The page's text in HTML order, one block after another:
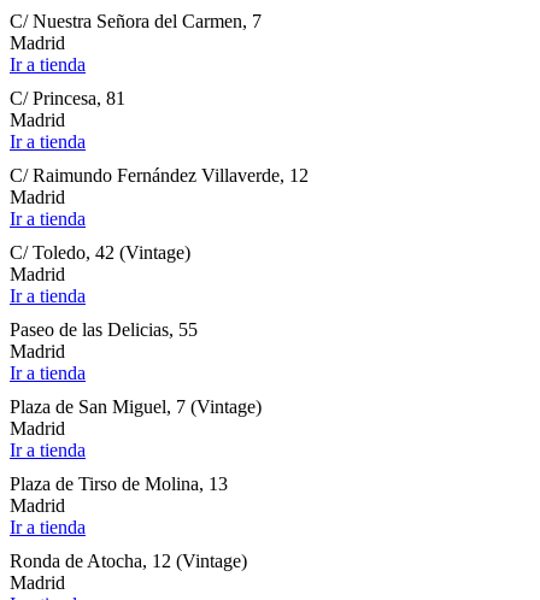
C/ Nuestra Señora del Carmen, 7
Madrid
Ir a tienda
C/ Princesa, 81
Madrid
Ir a tienda
C/ Raimundo Fernández Villaverde, 12
Madrid
Ir a tienda
C/ Toledo, 42 (Vintage)
Madrid
Ir a tienda
Paseo de las Delicias, 55
Madrid
Ir a tienda
Plaza de San Miguel, 7 (Vintage)
Madrid
Ir a tienda
Plaza de Tirso de Molina, 13
Madrid
Ir a tienda
Ronda de Atocha, 12 (Vintage)
Madrid